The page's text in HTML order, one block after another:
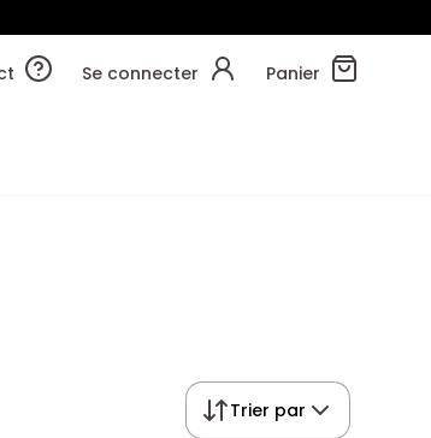
Se connecter Panier
Trier par